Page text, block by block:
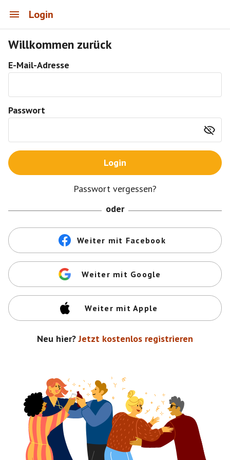
Login
Willkommen zurück
E-Mail-Adresse
Passwort
Login
Passwort vergessen?
oder
Weiter mit Facebook
Weiter mit Google
Weiter mit Apple
Neu hier? Jetzt kostenlos registrieren